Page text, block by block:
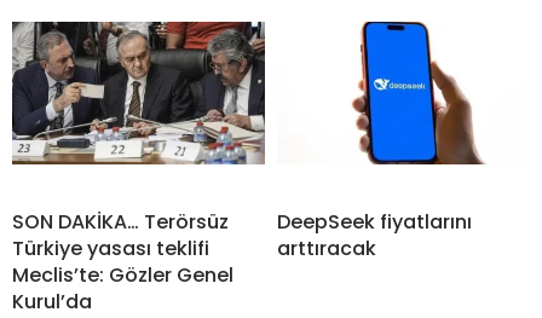
SON DAKİKA… Terörsüz
Türkiye yasası teklifi
Meclis’te: Gözler Genel
Kurul’da
DeepSeek fiyatlarını
arttıracak